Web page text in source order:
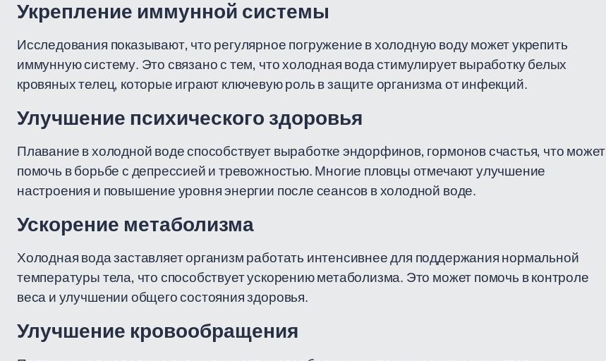
Укрепление иммунной системы
Исследования показывают, что регулярное погружение в холодную воду может укрепить
иммунную систему. Это связано с тем, что холодная вода стимулирует выработку белых
кровяных телец, которые играют ключевую роль в защите организма от инфекций.
Улучшение психического здоровья
Плавание в холодной воде способствует выработке эндорфинов, гормонов счастья, что может
помочь в борьбе с депрессией и тревожностью. Многие пловцы отмечают улучшение
настроения и повышение уровня энергии после сеансов в холодной воде.
Ускорение метаболизма
Холодная вода заставляет организм работать интенсивнее для поддержания нормальной
температуры тела, что способствует ускорению метаболизма. Это может помочь в контроле
веса и улучшении общего состояния здоровья.
Улучшение кровообращения